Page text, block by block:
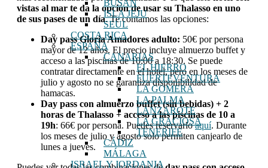
BUSAN
ISLA JEJU
SEÚL
COSTA RICA
ESPAÑA
CANARIAS
EL HIERRO
FUERTEVENTURA
LA GOMERA
LA PALMA
LANZAROTE
LA GRACIOSA
TENERIFE
CÁDIZ
MÁLAGA
ISRAEL Y JORDANIA
vistas al mar te da la opción de usar su Thalasso en uno
de sus pases de un día. Te contamos las opciones:
Day pass Gloria Amadores adulto: 50€ por persona
mayor de 12 años. El precio incluye almuerzo buffet y
acceso a las piscinas de 10:00 a 18:30. Se puede
contratar directamente en el hotel, pero en los meses de
julio y agosto no se garantiza disponibilidad de
hamacas.
Day pass con almuerzo buffet (sin bebidas) + 2
horas de Thalasso + acceso a las piscinas de 10 a
19h: 66€ por persona. Puedes reservarloaquí. Durante
los meses de julio y agosto solo permiten canjearlo de
lunes a jueves.